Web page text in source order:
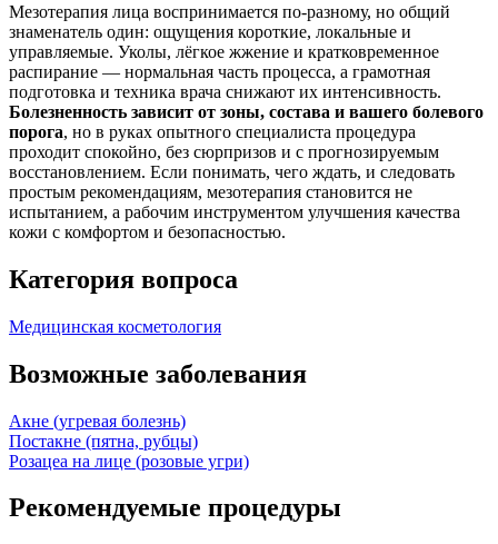
Мезотерапия лица воспринимается по-разному, но общий
знаменатель один: ощущения короткие, локальные и
управляемые. Уколы, лёгкое жжение и кратковременное
распирание — нормальная часть процесса, а грамотная
подготовка и техника врача снижают их интенсивность.
Болезненность зависит от зоны, состава и вашего болевого
порога, но в руках опытного специалиста процедура
проходит спокойно, без сюрпризов и с прогнозируемым
восстановлением. Если понимать, чего ждать, и следовать
простым рекомендациям, мезотерапия становится не
испытанием, а рабочим инструментом улучшения качества
кожи с комфортом и безопасностью.
Категория вопроса
Медицинская косметология
Возможные заболевания
Акне (угревая болезнь)
Постакне (пятна, рубцы)
Розацеа на лице (розовые угри)
Рекомендуемые процедуры